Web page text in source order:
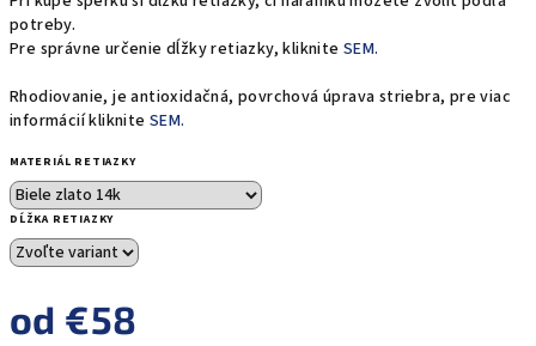
potreby.
Pre správne určenie dĺžky retiazky, kliknite SEM.
Rhodiovanie, je antioxidačná, povrchová úprava striebra, pre viac
informácií kliknite SEM.
MATERIÁL RETIAZKY
DĹŽKA RETIAZKY
od €58